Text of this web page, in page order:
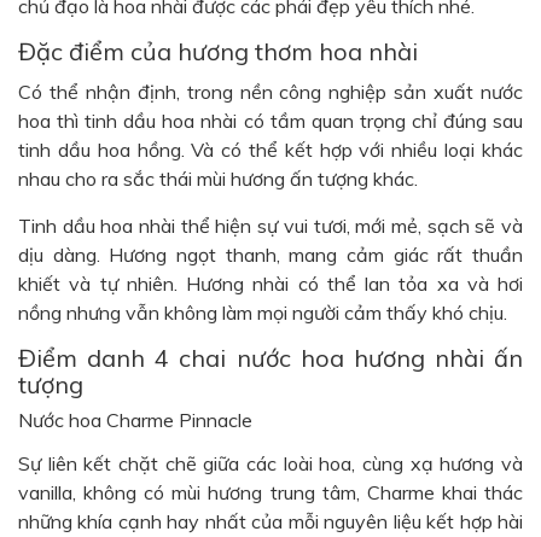
chủ đạo là hoa nhài được các phái đẹp yêu thích nhé.
Đặc điểm của hương thơm hoa nhài
Có thể nhận định, trong nền công nghiệp sản xuất nước
hoa thì tinh dầu hoa nhài có tầm quan trọng chỉ đúng sau
tinh dầu hoa hồng. Và có thể kết hợp với nhiều loại khác
nhau cho ra sắc thái mùi hương ấn tượng khác.
Tinh dầu hoa nhài thể hiện sự vui tươi, mới mẻ, sạch sẽ và
dịu dàng. Hương ngọt thanh, mang cảm giác rất thuần
khiết và tự nhiên. Hương nhài có thể lan tỏa xa và hơi
nồng nhưng vẫn không làm mọi người cảm thấy khó chịu.
Điểm danh 4 chai nước hoa hương nhài ấn
tượng
Nước hoa Charme Pinnacle
Sự liên kết chặt chẽ giữa các loài hoa, cùng xạ hương và
vanilla, không có mùi hương trung tâm, Charme khai thác
những khía cạnh hay nhất của mỗi nguyên liệu kết hợp hài